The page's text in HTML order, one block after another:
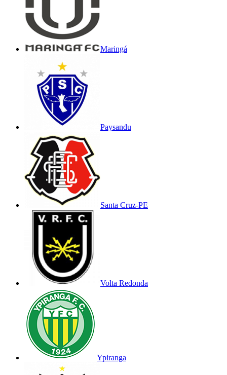
Maringá
Paysandu
Santa Cruz-PE
Volta Redonda
Ypiranga